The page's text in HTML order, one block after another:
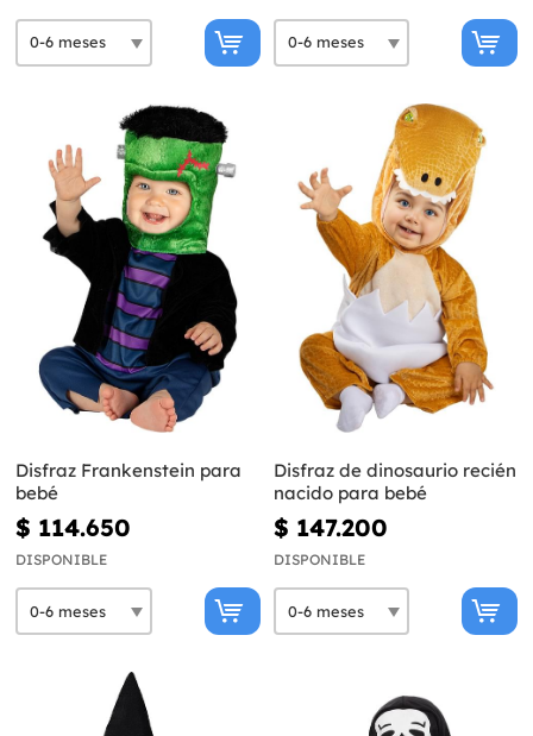
Disfraz Frankenstein para
bebé
$ 114.650
DISPONIBLE
Disfraz de dinosaurio recién
nacido para bebé
$ 147.200
DISPONIBLE